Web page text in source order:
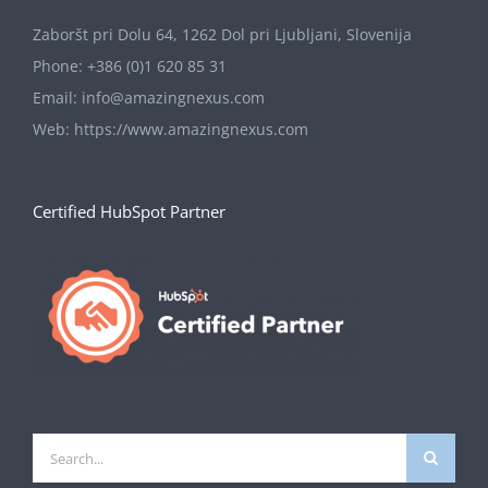
Zaboršt pri Dolu 64, 1262 Dol pri Ljubljani, Slovenija
Phone: +386 (0)1 620 85 31
Email: info@amazingnexus.com
Web: https://www.amazingnexus.com
Certified HubSpot Partner
for: